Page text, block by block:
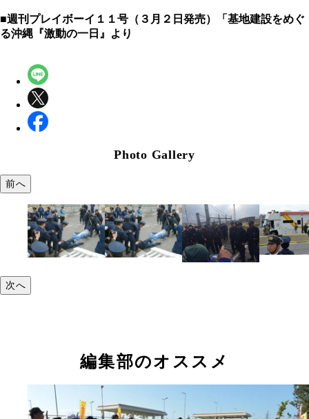
■週刊プレイボーイ１１号（３月２日発売）「基地建設をめぐ
る沖縄『激動の一日』より
Photo Gallery
前へ
次へ
編集部のオススメ